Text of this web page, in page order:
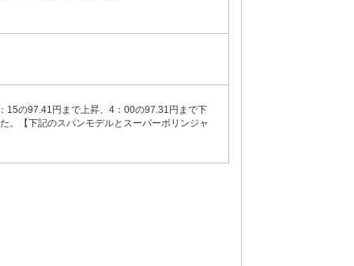
15の97.41円まで上昇、4：00の97.31円まで下
。【下記のスパンモデルとスーパーボリンジャ